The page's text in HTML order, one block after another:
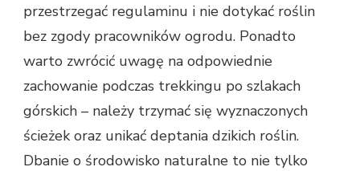
przestrzegać regulaminu i nie dotykać roślin
bez zgody pracowników ogrodu. Ponadto
warto zwrócić uwagę na odpowiednie
zachowanie podczas trekkingu po szlakach
górskich – należy trzymać się wyznaczonych
ścieżek oraz unikać deptania dzikich roślin.
Dbanie o środowisko naturalne to nie tylko